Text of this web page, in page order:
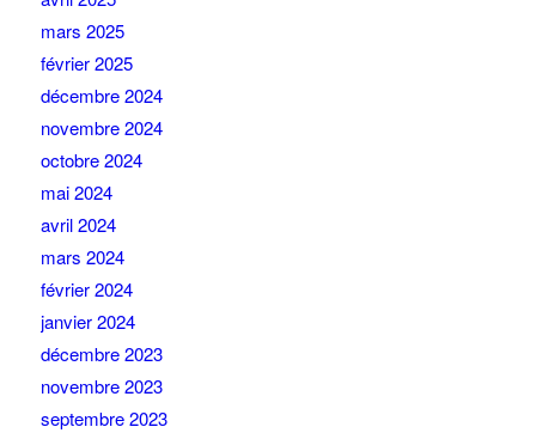
mars 2025
février 2025
décembre 2024
novembre 2024
octobre 2024
mai 2024
avril 2024
mars 2024
février 2024
janvier 2024
décembre 2023
novembre 2023
septembre 2023